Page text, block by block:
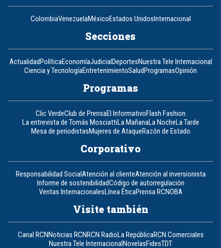
ColombiaVenezuelaMéxicoEstados UnidosInternacional
Secciones
ActualidadPolíticaEconomíaJudicialDeportesNuestra Tele Internacional
Ciencia y TecnologíaEntretenimientoSaludProgramasOpinión
Programas
Clic VerdeClub de PrensaEl InformativoFlash Fashion
La entrevista de Tomás MosciattiLa MañanaLa NocheLa Tarde
Mesa de periodistasMujeres de AtaqueRazón de Estado
Corporativo
Responsabilidad SocialAtención al clienteAtención al inversionista
Informe de sostenibilidadCódigo de autorregulación
Ventas InternacionalesLínea ÉticaPrensa RCNOBA
Visite también
Canal RCNNoticias RCNRCN RadioLa RepúblicaRCN Comerciales
Nuestra Tele InternacionalNovelasFidesTDT